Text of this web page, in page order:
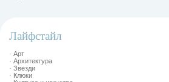
Лайфстайл
· Арт
· Архитектура
· Звезди
· Клюки